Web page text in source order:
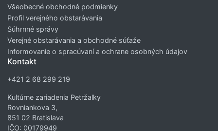
Všeobecné obchodné podmienky
Profil verejného obstarávania
Súhrnné správy
Verejné obstarávania a obchodné súťaže
Informovanie o spracúvaní a ochrane osobných údajov
Kontakt
+421 2 68 299 219
Kultúrne zariadenia Petržalky
Rovniankova 3,
851 02 Bratislava
IČO: 00179949